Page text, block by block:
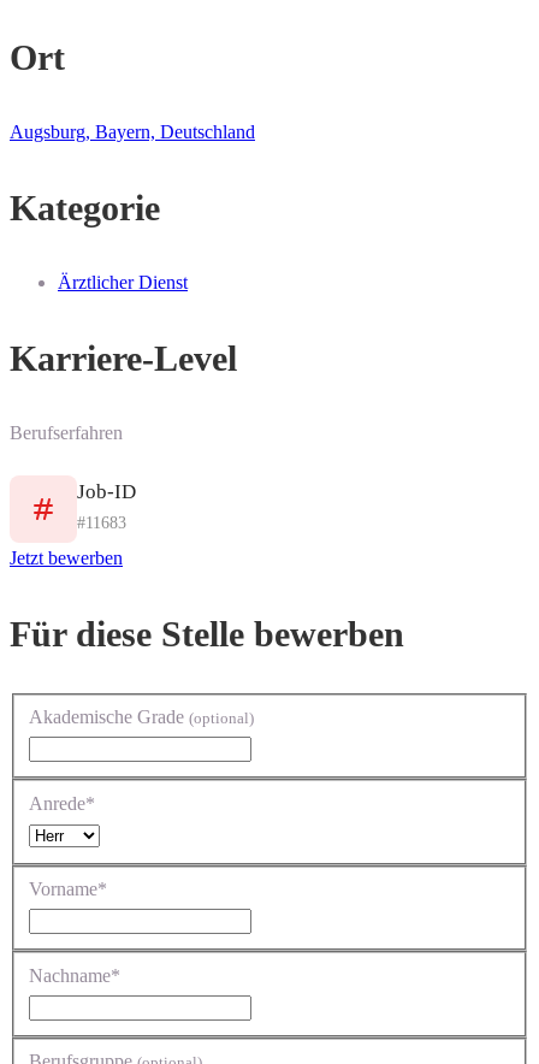
Ort
Augsburg, Bayern, Deutschland
Kategorie
Ärztlicher Dienst
Karriere-Level
Berufserfahren
Job-ID
#11683
Jetzt bewerben
Für diese Stelle bewerben
Akademische Grade (optional)
Anrede*
Vorname*
Nachname*